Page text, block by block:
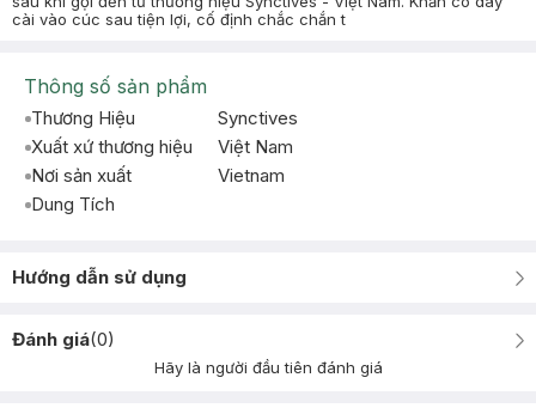
cài vào cúc sau tiện lợi, cố định chắc chắn t
Thông số sản phẩm
Thương Hiệu
Synctives
Xuất xứ thương hiệu
Việt Nam
Nơi sản xuất
Vietnam
Dung Tích
Hướng dẫn sử dụng
Đánh giá(0)
Hãy là người đầu tiên đánh giá